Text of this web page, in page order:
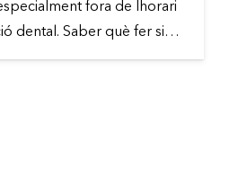
fora de lhorari
dental. Saber què fer si…